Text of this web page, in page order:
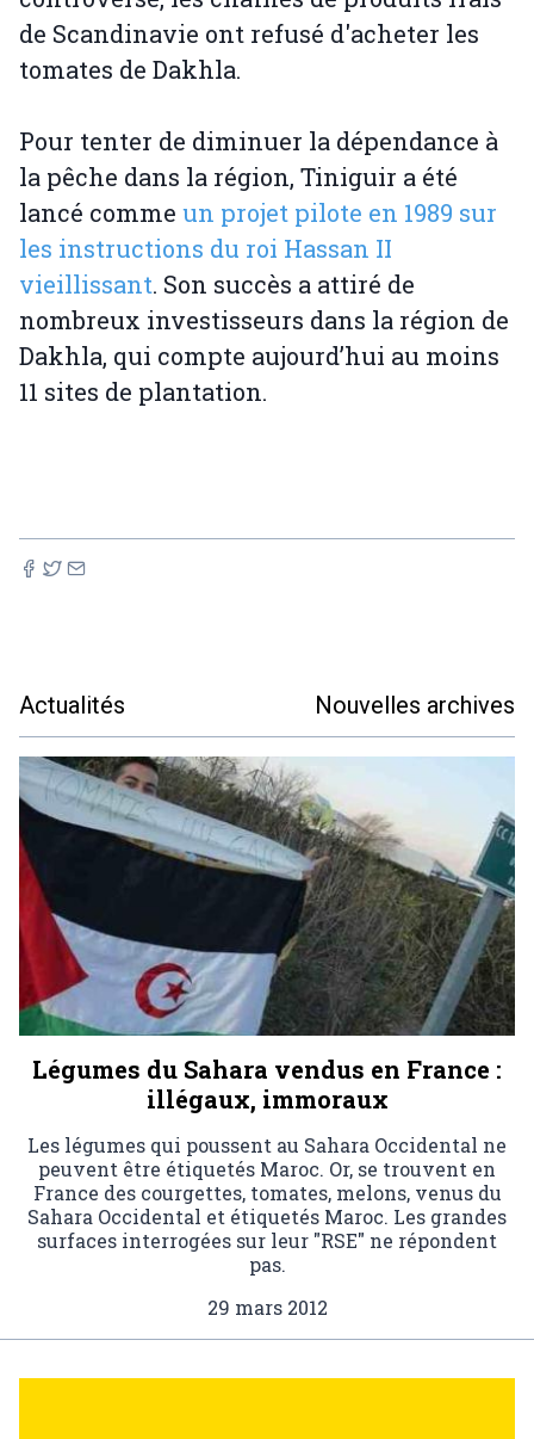
de Scandinavie ont refusé d'acheter les
tomates de Dakhla.
Pour tenter de diminuer la dépendance à
la pêche dans la région, Tiniguir a été
lancé comme un projet pilote en 1989 sur
les instructions du roi Hassan II
vieillissant. Son succès a attiré de
nombreux investisseurs dans la région de
Dakhla, qui compte aujourd’hui au moins
11 sites de plantation.
Actualités Nouvelles archives
Légumes du Sahara vendus en France :
illégaux, immoraux
Les légumes qui poussent au Sahara Occidental ne
peuvent être étiquetés Maroc. Or, se trouvent en
France des courgettes, tomates, melons, venus du
Sahara Occidental et étiquetés Maroc. Les grandes
surfaces interrogées sur leur "RSE" ne répondent
pas.
29 mars 2012